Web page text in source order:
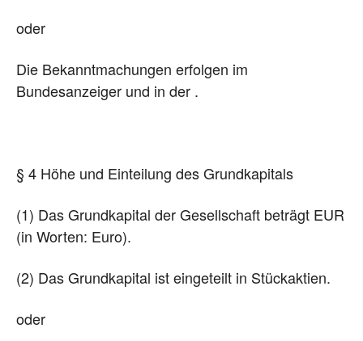
oder
Die Bekanntmachungen erfolgen im
Bundesanzeiger und in der .
§ 4 Höhe und Einteilung des Grundkapitals
(1) Das Grundkapital der Gesellschaft beträgt EUR
(in Worten: Euro).
(2) Das Grundkapital ist eingeteilt in Stückaktien.
oder